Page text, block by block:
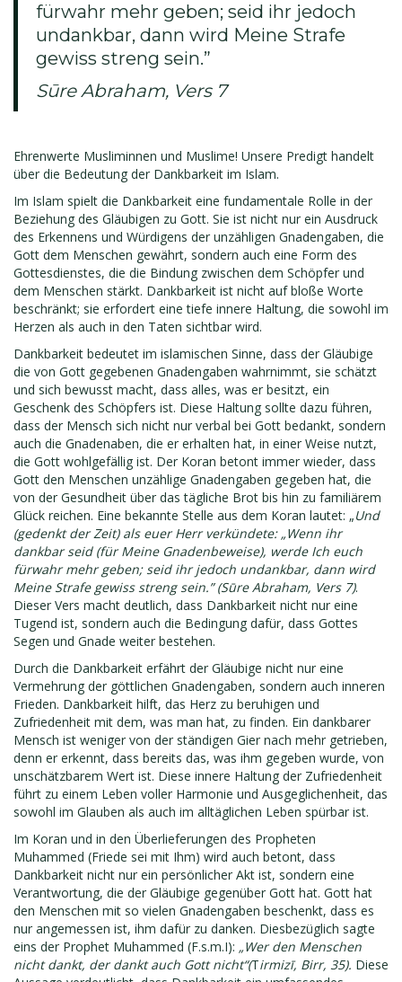
fürwahr mehr geben; seid ihr jedoch
undankbar, dann wird Meine Strafe
gewiss streng sein.”
Sūre Abraham, Vers 7
Ehrenwerte Musliminnen und Muslime! Unsere Predigt handelt
über die Bedeutung der Dankbarkeit im Islam.
Im Islam spielt die Dankbarkeit eine fundamentale Rolle in der
Beziehung des Gläubigen zu Gott. Sie ist nicht nur ein Ausdruck
des Erkennens und Würdigens der unzähligen Gnadengaben, die
Gott dem Menschen gewährt, sondern auch eine Form des
Gottesdienstes, die die Bindung zwischen dem Schöpfer und
dem Menschen stärkt. Dankbarkeit ist nicht auf bloße Worte
beschränkt; sie erfordert eine tiefe innere Haltung, die sowohl im
Herzen als auch in den Taten sichtbar wird.
Dankbarkeit bedeutet im islamischen Sinne, dass der Gläubige
die von Gott gegebenen Gnadengaben wahrnimmt, sie schätzt
und sich bewusst macht, dass alles, was er besitzt, ein
Geschenk des Schöpfers ist. Diese Haltung sollte dazu führen,
dass der Mensch sich nicht nur verbal bei Gott bedankt, sondern
auch die Gnadenaben, die er erhalten hat, in einer Weise nutzt,
die Gott wohlgefällig ist. Der Koran betont immer wieder, dass
Gott den Menschen unzählige Gnadengaben gegeben hat, die
von der Gesundheit über das tägliche Brot bis hin zu familiärem
Glück reichen. Eine bekannte Stelle aus dem Koran lautet: „Und
(gedenkt der Zeit) als euer Herr verkündete: „Wenn ihr
dankbar seid (für Meine Gnadenbeweise), werde Ich euch
fürwahr mehr geben; seid ihr jedoch undankbar, dann wird
Meine Strafe gewiss streng sein.” (Sūre Abraham, Vers 7).
Dieser Vers macht deutlich, dass Dankbarkeit nicht nur eine
Tugend ist, sondern auch die Bedingung dafür, dass Gottes
Segen und Gnade weiter bestehen.
Durch die Dankbarkeit erfährt der Gläubige nicht nur eine
Vermehrung der göttlichen Gnadengaben, sondern auch inneren
Frieden. Dankbarkeit hilft, das Herz zu beruhigen und
Zufriedenheit mit dem, was man hat, zu finden. Ein dankbarer
Mensch ist weniger von der ständigen Gier nach mehr getrieben,
denn er erkennt, dass bereits das, was ihm gegeben wurde, von
unschätzbarem Wert ist. Diese innere Haltung der Zufriedenheit
führt zu einem Leben voller Harmonie und Ausgeglichenheit, das
sowohl im Glauben als auch im alltäglichen Leben spürbar ist.
Im Koran und in den Überlieferungen des Propheten
Muhammed (Friede sei mit Ihm) wird auch betont, dass
Dankbarkeit nicht nur ein persönlicher Akt ist, sondern eine
Verantwortung, die der Gläubige gegenüber Gott hat. Gott hat
den Menschen mit so vielen Gnadengaben beschenkt, dass es
nur angemessen ist, ihm dafür zu danken. Diesbezüglich sagte
eins der Prophet Muhammed (F.s.m.I): „Wer den Menschen
nicht dankt, der dankt auch Gott nicht“(Tirmizī, Birr, 35). Diese